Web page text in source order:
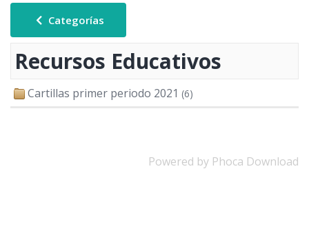
Categorías
Recursos Educativos
Cartillas primer periodo 2021 (6)
Powered by Phoca Download